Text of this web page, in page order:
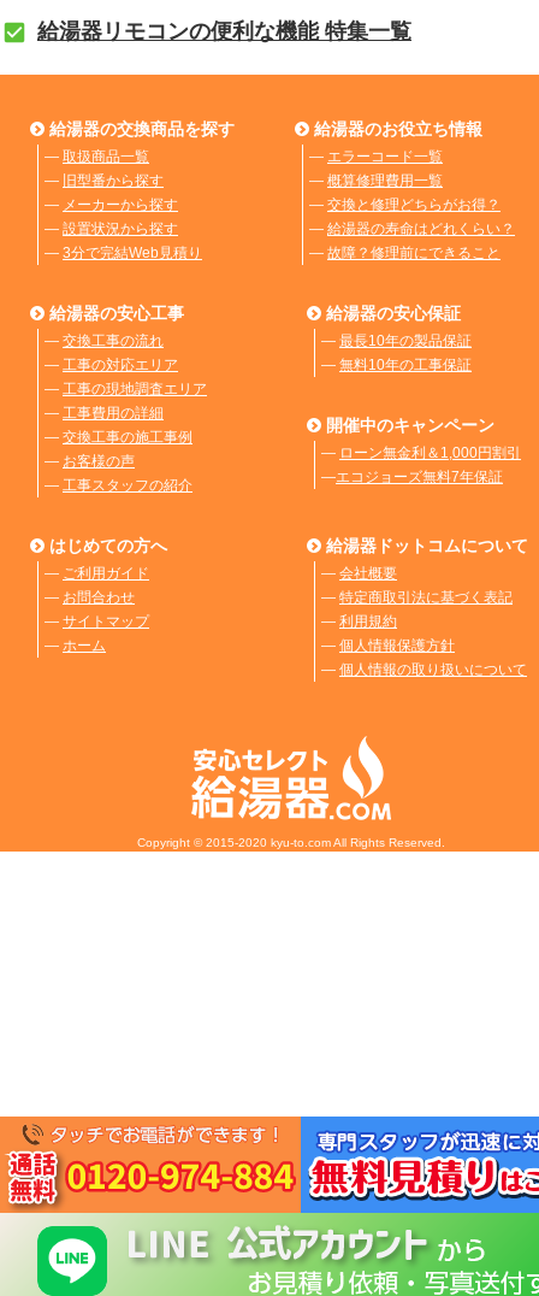
給湯器リモコンの便利な機能 特集一覧
給湯器の交換商品を探す
― 取扱商品一覧
― 旧型番から探す
― メーカーから探す
― 設置状況から探す
― 3分で完結Web見積り
給湯器のお役立ち情報
― エラーコード一覧
― 概算修理費用一覧
― 交換と修理どちらがお得？
― 給湯器の寿命はどれくらい？
― 故障？修理前にできること
給湯器の安心工事
― 交換工事の流れ
― 工事の対応エリア
― 工事の現地調査エリア
― 工事費用の詳細
― 交換工事の施工事例
― お客様の声
― 工事スタッフの紹介
給湯器の安心保証
― 最長10年の製品保証
― 無料10年の工事保証
開催中のキャンペーン
― ローン無金利＆1,000円割引
―エコジョーズ無料7年保証
はじめての方へ
― ご利用ガイド
― お問合わせ
― サイトマップ
― ホーム
給湯器ドットコムについて
― 会社概要
― 特定商取引法に基づく表記
― 利用規約
― 個人情報保護方針
― 個人情報の取り扱いについて
Copyright © 2015-2020 kyu-to.com All Rights Reserved.